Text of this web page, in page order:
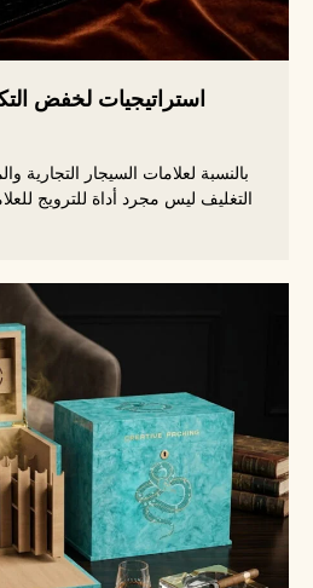
استراتيجيات لخفض
بالنسبة لعلامات السيجار التجارية
التغليف ليس مجرد أداة للترويج